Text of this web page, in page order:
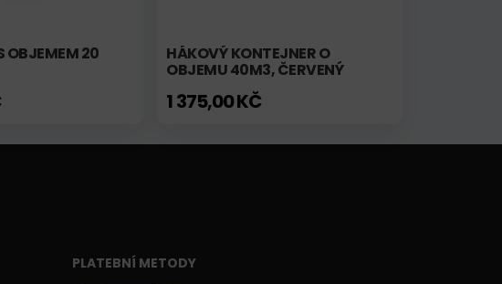
OBJEMEM 20 HÁKOVÝ KONTEJNER O
OBJEMU 40M3, ČERVENÝ
1 375,00 KČ
PLATEBNÍ METODY